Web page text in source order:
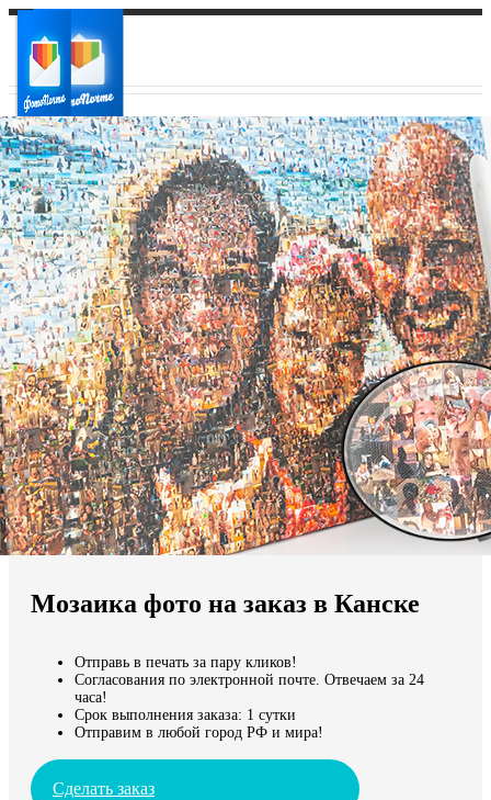
Ваш город:
Ваш регион доставки
Выберите из списка:
Мы доставляем по всему миру
Продолжить без города
Мозаика фото на заказ в Канске
Отправь в печать за пару кликов!
Согласования по электронной почте. Отвечаем за 24
часа!
Срок выполнения заказа: 1 сутки
Отправим в любой город РФ и мира!
Сделать заказ